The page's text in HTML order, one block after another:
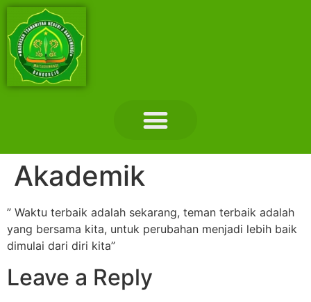
Akademik
” Waktu terbaik adalah sekarang, teman terbaik adalah
yang bersama kita, untuk perubahan menjadi lebih baik
dimulai dari diri kita”
Leave a Reply